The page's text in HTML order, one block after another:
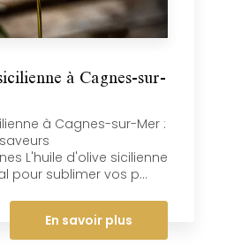
à Cagnes-sur-
à Cagnes-sur-Mer :
L'huile d'olive sicilienne
pour sublimer vos p...
En savoir plus